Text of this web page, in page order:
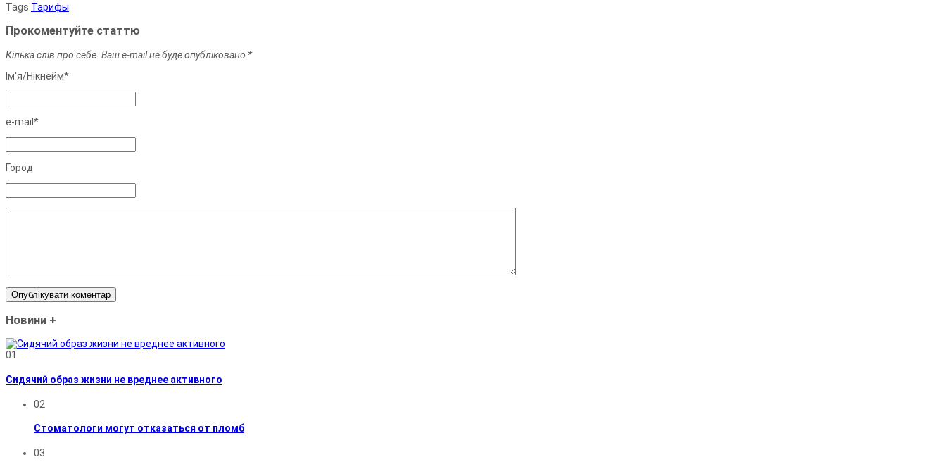
Tags Тарифы
Прокоментуйте статтю
Кілька слів про себе. Ваш e-mail не буде опубліковано *
Ім'я/Нiкнейм*
e-mail*
Город
Новини +
01
Сидячий образ жизни не вреднее активного
02
Стоматологи могут отказаться от пломб
03